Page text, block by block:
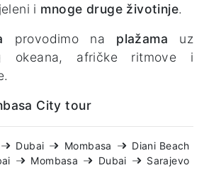
i mnoge druge životinje.
provodimo na plažama uz
okeana, afričke ritmove i
City tour
Dubai Mombasa
Diani Beach
Mombasa Dubai Sarajevo